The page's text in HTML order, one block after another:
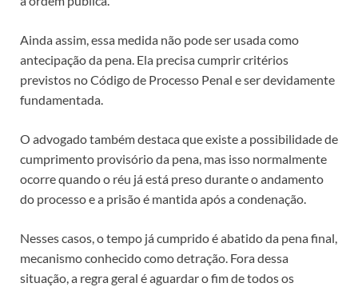
Ainda assim, essa medida não pode ser usada como
antecipação da pena. Ela precisa cumprir critérios
previstos no Código de Processo Penal e ser devidamente
fundamentada.
O advogado também destaca que existe a possibilidade de
cumprimento provisório da pena, mas isso normalmente
ocorre quando o réu já está preso durante o andamento
do processo e a prisão é mantida após a condenação.
Nesses casos, o tempo já cumprido é abatido da pena final,
mecanismo conhecido como detração. Fora dessa
situação, a regra geral é aguardar o fim de todos os